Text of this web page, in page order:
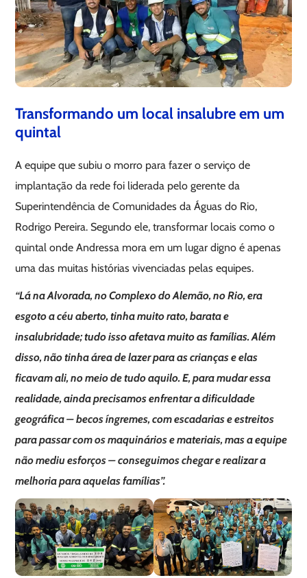
Transformando um local insalubre em um
quintal
A equipe que subiu o morro para fazer o serviço de
implantação da rede foi liderada pelo gerente da
Superintendência de Comunidades da Águas do Rio,
Rodrigo Pereira. Segundo ele, transformar locais como o
quintal onde Andressa mora em um lugar digno é apenas
uma das muitas histórias vivenciadas pelas equipes.
“Lá na Alvorada, no Complexo do Alemão, no Rio, era
esgoto a céu aberto, tinha muito rato, barata e
insalubridade; tudo isso afetava muito as famílias. Além
disso, não tinha área de lazer para as crianças e elas
ficavam ali, no meio de tudo aquilo. E, para mudar essa
realidade, ainda precisamos enfrentar a dificuldade
geográfica – becos íngremes, com escadarias e estreitos
para passar com os maquinários e materiais, mas a equipe
não mediu esforços – conseguimos chegar e realizar a
melhoria para aquelas famílias”.